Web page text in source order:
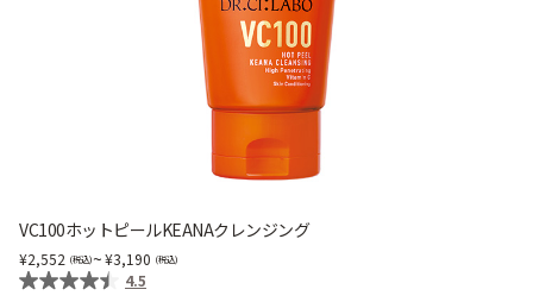
VC100ホットピールKEANAクレンジング
2,552 ~ 3,190
4.5